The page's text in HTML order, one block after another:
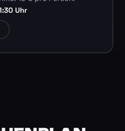
Uhr